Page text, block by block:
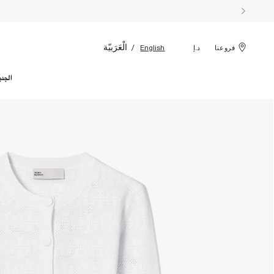
فروعنا د.إ English الْعَرَبيّة